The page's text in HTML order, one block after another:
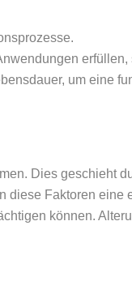
erfüllen,
um eine
Dies geschieht
diese Faktoren eine
können.